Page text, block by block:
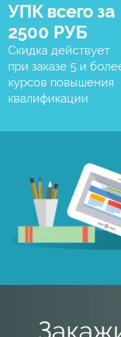
УПК всего за
2500 РУБ
Скидка действует
при заказе 5 и
курсов повышения
квалификации